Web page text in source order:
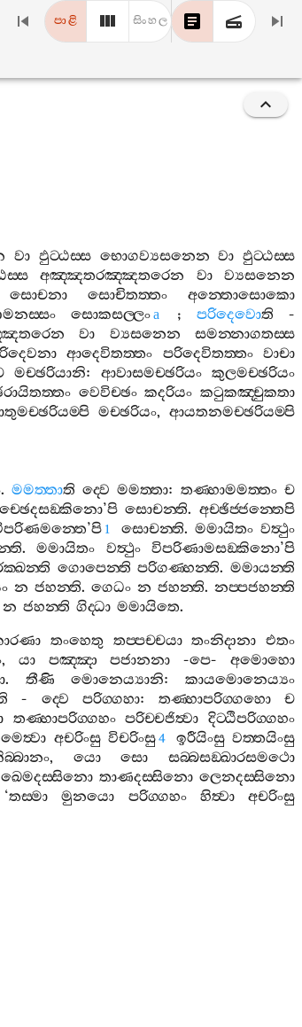
පාළි සිංහල
වා ඵුට‍්ඨස‍්ස භොගව්‍යසනෙන වා ඵුට‍්ඨස‍්ස
අඤ‍්ඤතරඤ‍්ඤතරෙන වා
ව්‍යසනෙන
සොචනා සොචිතත‍්තං
අන‍්තොසොකො
සොකසල‍්ලංa ; පරිදෙවොති -
වා ව්‍යසනෙන
සමන‍්නාගතස‍්ස
ආදෙවිතත‍්තං පරිදෙවිතත‍්තං
වාචා
මච‍්ඡරියානි:ආවාසමච‍්ඡරියං කුලමච‍්ඡරියං
වෙවිච‍්ඡං කදරියං කටුකඤ‍්චුකතා
මච‍්ඡරියං,ආයතනමච‍්ඡරියම‍්පි
.මමත‍්තාති ද‍්වෙ මමත‍්තා:තණ‍්හාමමත‍්තං ච
’පි සොචන‍්ති. අච‍්ඡිජ‍්ජන‍්තෙපි
’පි 1 සොචන‍්ති. මමායිතං වත්‍ථුං
.මමායිතං වත්‍ථුං විපරිණාමසඞ‍්කිනො’පි
ගොපෙන‍්ති පරිගණ‍්හන‍්ති.මමායන‍්ති
න ජහන‍්ති. ගෙධං න ජහන‍්ති. නප‍්පජහන‍්ති
න ජහන‍්ති ගිද‍්ධා මමායිතෙ.
තංහෙතු තප‍්පච‍්චයා තංනිදානා එතං
, යා පඤ‍්ඤා පජානනා -පෙ-අමොහො
. තීණි මොනෙය්‍යානි:කායමොනෙය්‍යං
- ද‍්වෙ පරිග‍්ගහා: තණ‍්හාපරිග‍්ගහො
ච
තණ‍්හාපරිග‍්ගහං පරිච‍්චජිත්‍වා දිට‍්ඨිපරිග‍්ගහං
අචරිංසු විචරිංසු4 ඉරීයිංසු වත‍්තයිංසු
, යො සො
සබ‍්බසඞ‍්ඛාරසමථො
ඛෙමදස‍්සිනො තාණදස‍්සිනො ලෙනදස‍්සිනො
‘තස‍්මා මුනයො පරිග‍්ගහං හිත්‍වා
අචරිංසු